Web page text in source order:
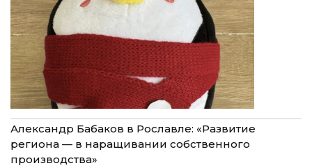
Александр Бабаков в Рославле: «Развитие
региона — в наращивании собственного
производства»